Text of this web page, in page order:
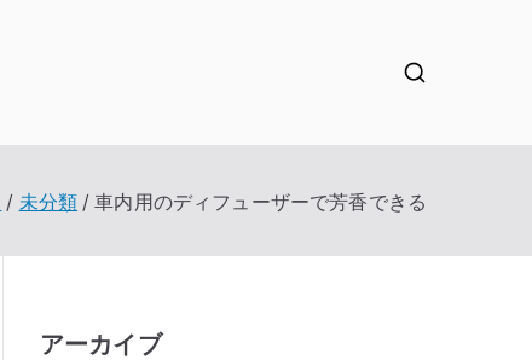
未分類 車内用のディフューザーで芳香できる
アーカイブ